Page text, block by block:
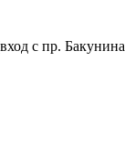
с пр.